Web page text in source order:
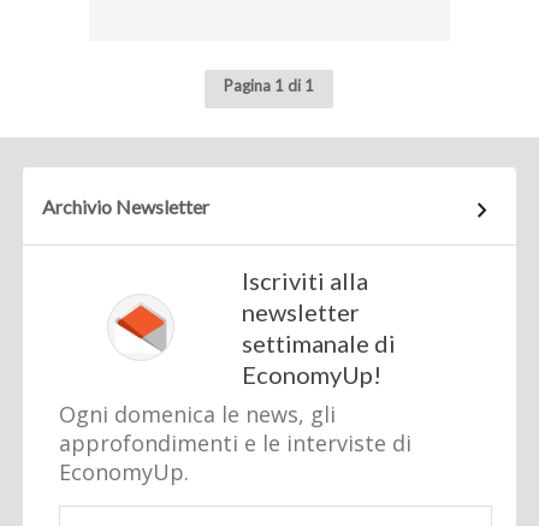
Pagina 1 di 1
Archivio Newsletter
Iscriviti alla
newsletter
settimanale di
EconomyUp!
Ogni domenica le news, gli
approfondimenti e le interviste di
EconomyUp.